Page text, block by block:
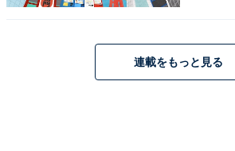
連載をもっと見る